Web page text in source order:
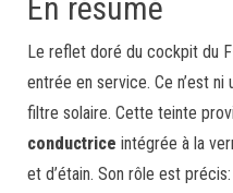
En résumé
Le reflet doré du cockpit du
entrée en service. Ce n’est
filtre solaire. Cette teinte
conductrice intégrée à la
et d’étain. Son rôle est